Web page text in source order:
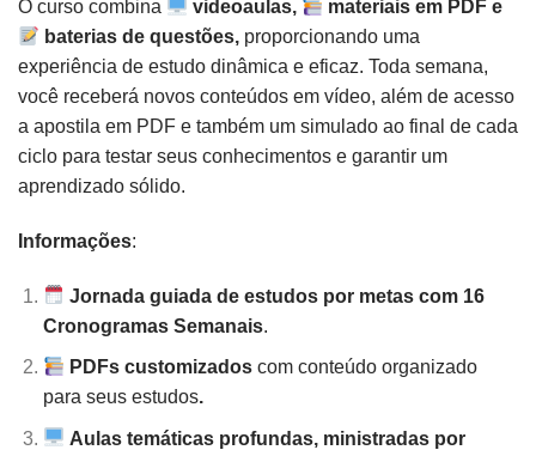
O curso combina
videoaulas,
materiais em PDF e
baterias de questões, proporcionando uma
experiência de estudo dinâmica e eficaz. Toda semana,
você receberá novos conteúdos em vídeo, além de acesso
a apostila em PDF e também um simulado ao final de cada
ciclo para testar seus conhecimentos e garantir um
aprendizado sólido.
Informações:
Jornada guiada de estudos por metas com 16
Cronogramas Semanais.
PDFs customizadoscom conteúdo organizado
para seus estudos.
Aulas temáticas profundas, ministradas por